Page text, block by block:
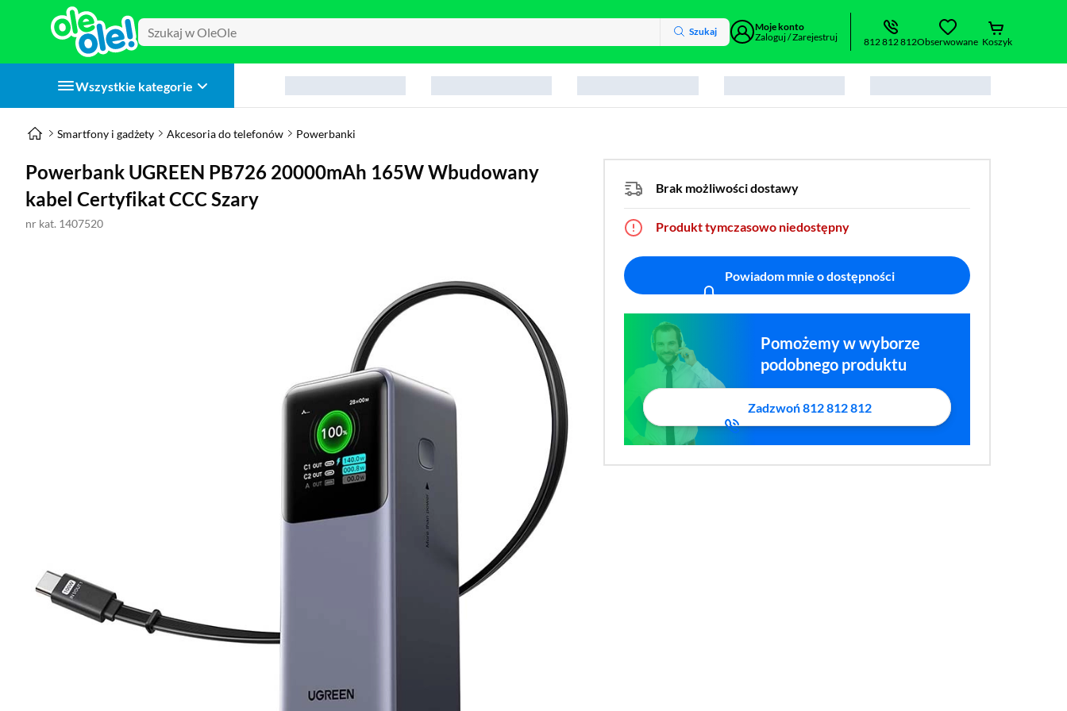
Szukaj
Moje konto
Zaloguj / Zarejestruj
812 812 812Obserwowane Koszyk
Wszystkie kategorie
Smartfony i gadżety Akcesoria do telefonów Powerbanki
Powerbank UGREEN PB726 20000mAh 165W Wbudowany
kabel Certyfikat CCC Szary
nr kat. 1407520
Brak możliwości dostawy
Produkt tymczasowo niedostępny
Powiadom mnie o dostępności
Pomożemy w wyborze
podobnego produktu
Zadzwoń 812 812 812